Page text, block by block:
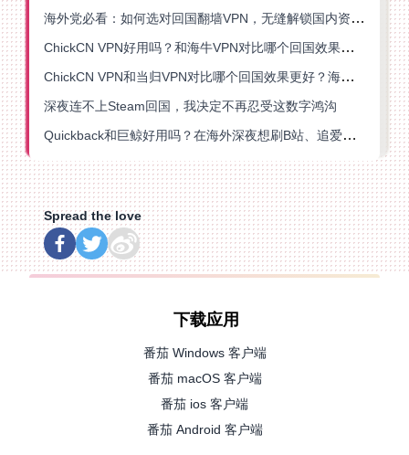
海外党必看：如何选对回国翻墙VPN，无缝解锁国内资源？
ChickCN VPN好用吗？和海牛VPN对比哪个回国效果更好？
ChickCN VPN和当归VPN对比哪个回国效果更好？海外党亲测后选了它
深夜连不上Steam回国，我决定不再忍受这数字鸿沟
Quickback和巨鲸好用吗？在海外深夜想刷B站、追爱奇艺的你，或许正需要这份答案
Spread the love
下载应用
番茄 Windows 客户端
番茄 macOS 客户端
番茄 ios 客户端
番茄 Android 客户端